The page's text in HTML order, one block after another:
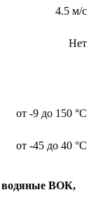
4.5 м/с
Нет
от -9 до 150 °С
от -45 до 40 °С
водяные ВОК,